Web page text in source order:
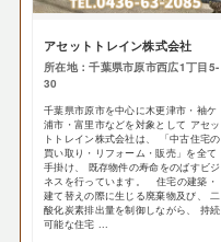
アセットトレイン株式会社
所在地：千葉県市原市西広1丁目5-
30
千葉県市原市を中心に木更津市・袖ケ
浦市・富里市などを対象として アセッ
トトレイン株式会社は、 「中古住宅の
買い取り・リフォーム・販売」を全て
手掛け、 既存物件の寿命をのばすビジ
ネスを行っています。 住宅の建築・
建て替えの際に生じる廃棄物及び、 二
酸化炭素排出量を制御しながら、 持続
可能な住宅 ...